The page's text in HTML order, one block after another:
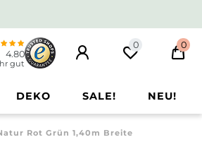
4.80
gut
0 0
DEKO SALE! NEU!
Rot Grün 1,40m Breite